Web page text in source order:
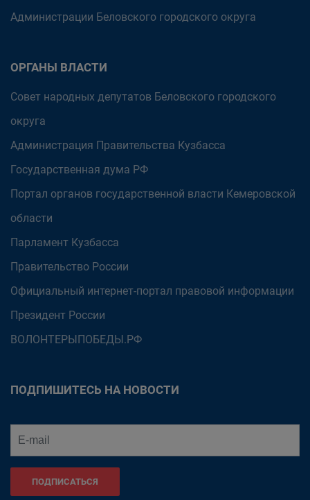
Администрации Беловского городского округа
ОРГАНЫ ВЛАСТИ
Совет народных депутатов Беловского городского
округа
Администрация Правительства Кузбасса
Государственная дума РФ
Портал органов государственной власти Кемеровской
области
Парламент Кузбасса
Правительство России
Официальный интернет-портал правовой информации
Президент России
ВОЛОНТЕРЫПОБЕДЫ.РФ
ПОДПИШИТЕСЬ НА НОВОСТИ
ПОДПИСАТЬСЯ